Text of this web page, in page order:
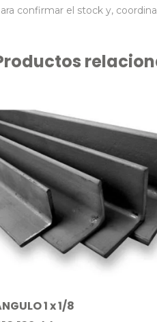
confirmar el stock y,
1 x 1/8